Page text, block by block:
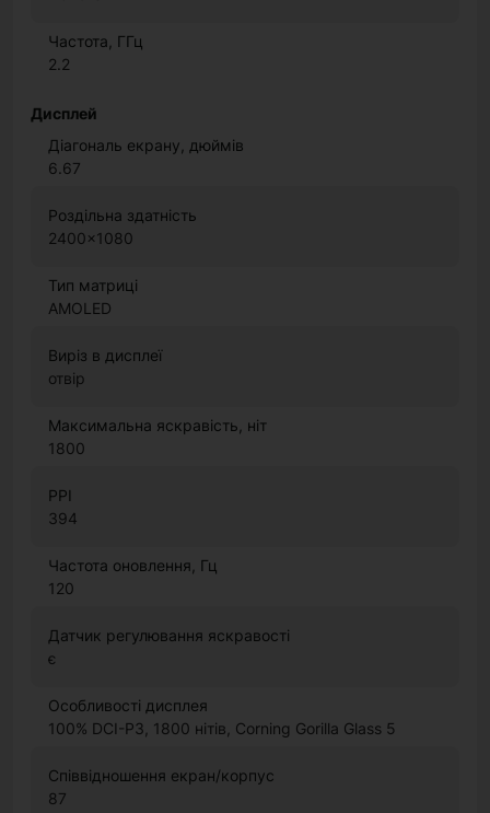
Частота, ГГц
2.2
Дисплей
Діагональ екрану, дюймів
6.67
Роздільна здатність
2400x1080
Тип матриці
AMOLED
Виріз в дисплеї
отвір
Максимальна яскравість, ніт
1800
PPI
394
Частота оновлення, Гц
120
Датчик регулювання яскравості
є
Особливості дисплея
100% DCI-P3, 1800 нітів, Corning Gorilla Glass 5
Співвідношення екран/корпус
87